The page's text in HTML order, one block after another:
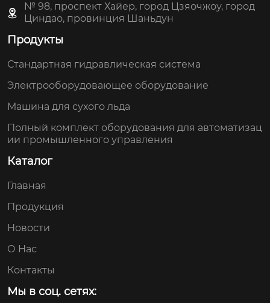
№ 98, проспект Хайер, город Цзяочжоу, город
Циндао, провинция Шаньдун
Продукты
Стандартная гидравлическая система
Электрооборудовающее оборудование
Машина для сухого льда
Полный комплект оборудования для автоматизац
ии промышленного управления
Каталог
Главная
Продукция
Новости
О Нас
Контакты
Мы в соц. сетях: